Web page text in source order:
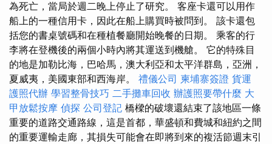
為死亡，當局於週二晚上停止了研究。 客座卡還可以用作
船上的一種信用卡，因此在船上購買時被問到。 該卡還包
括您的書桌號碼和在種植餐廳開始晚餐的日期。 乘客的行
李將在登機後的兩個小時內將其運送到機艙。 它的特殊目
的地是加勒比海，巴哈馬，澳大利亞和太平洋群島，亞洲，
夏威夷，美國東部和西海岸。 禮儀公司 柬埔寨簽證 貨運
護照代辦 學習整骨技巧 二手攤車回收 辦護照要帶什麼 大
甲放鬆按摩 偵探 公司登記 橋樑的破壞還結束了該地區一條
重要的道路交通路線，這是首都，華盛頓和費城和紐約之間
的重要運輸走廊，其損失可能會在即將到來的複活節週末引